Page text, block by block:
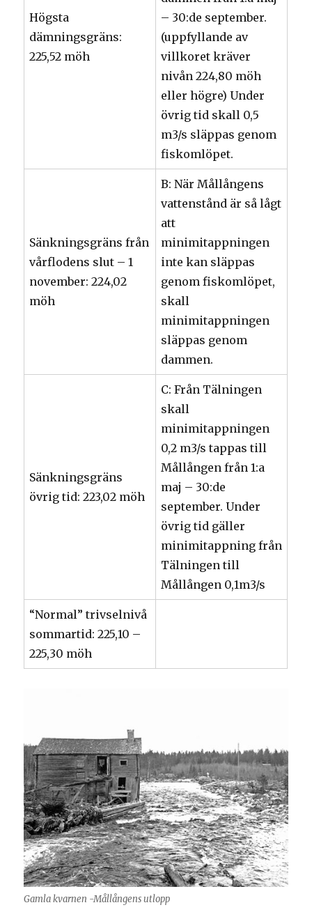
Högsta
dämningsgräns:
225,52 möh
– 30:de september.
(uppfyllande av
villkoret kräver
nivån 224,80 möh
eller högre) Under
övrig tid skall 0,5
m3/s släppas genom
fiskomlöpet.
Sänkningsgräns från
vårflodens slut – 1
november: 224,02
möh
B: När Mållångens
vattenstånd är så lågt
att
minimitappningen
inte kan släppas
genom fiskomlöpet,
skall
minimitappningen
släppas genom
dammen.
Sänkningsgräns
övrig tid: 223,02 möh
C: Från Tälningen
skall
minimitappningen
0,2 m3/s tappas till
Mållången från 1:a
maj – 30:de
september. Under
övrig tid gäller
minimitappning från
Tälningen till
Mållången 0,1m3/s
“Normal” trivselnivå
sommartid: 225,10 –
225,30 möh
Gamla kvarnen -Mållångens utlopp